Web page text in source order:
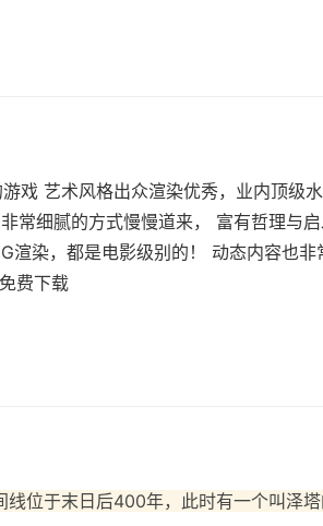
戏 艺术风格出众渲染优秀，业内顶级
常细腻的方式慢慢道来， 富有哲理与
渲染，都是电影级别的！ 动态内容也
费下载
线位于末日后400年，此时有一个叫泽